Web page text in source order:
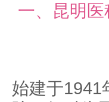
一、昆明
始建于1941